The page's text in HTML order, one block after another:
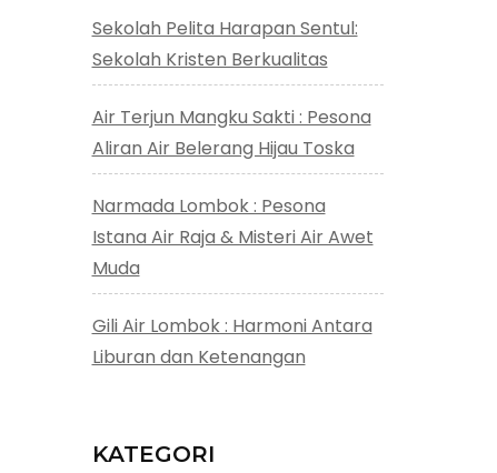
Sekolah Pelita Harapan Sentul:
Sekolah Kristen Berkualitas
Air Terjun Mangku Sakti : Pesona
Aliran Air Belerang Hijau Toska
Narmada Lombok : Pesona
Istana Air Raja & Misteri Air Awet
Muda
Gili Air Lombok : Harmoni Antara
Liburan dan Ketenangan
KATEGORI